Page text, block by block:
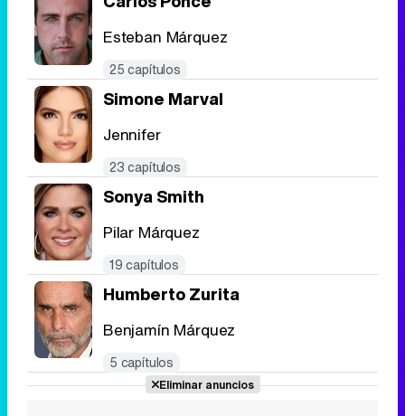
Esteban Márquez
25 capítulos
Simone Marval
Jennifer
23 capítulos
Sonya Smith
Pilar Márquez
19 capítulos
Humberto Zurita
Benjamín Márquez
5 capítulos
Eliminar anuncios